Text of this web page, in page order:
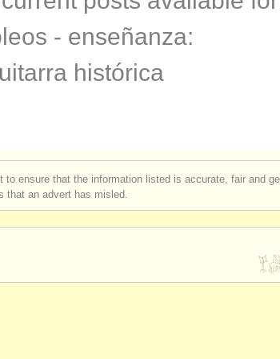
- enseñanza:
histórica
ensure that the information listed is accurate, fair and
that an advert has misled.